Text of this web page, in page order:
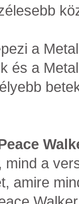
a
és a
mind a
amire